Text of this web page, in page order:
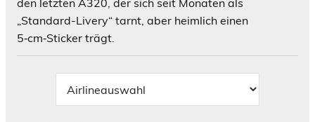
den letzten A320, der sich seit Monaten als
„Standard-Livery“ tarnt, aber heimlich einen
5‑cm‑Sticker trägt.